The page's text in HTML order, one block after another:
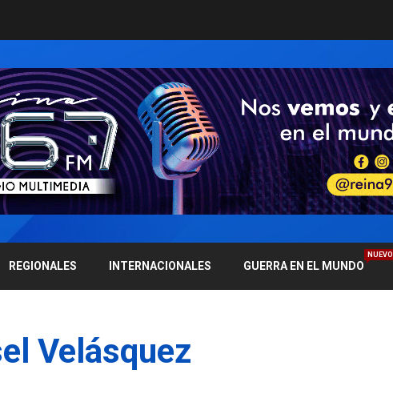
REGIONALES INTERNACIONALES GUERRA EN EL MUNDO
NUEVO
Velásquez